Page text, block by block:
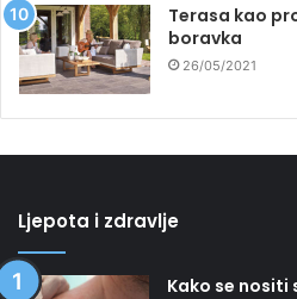
Terasa kao
boravka
26/05/2021
Ljepota i zdravlje
Kako se nositi